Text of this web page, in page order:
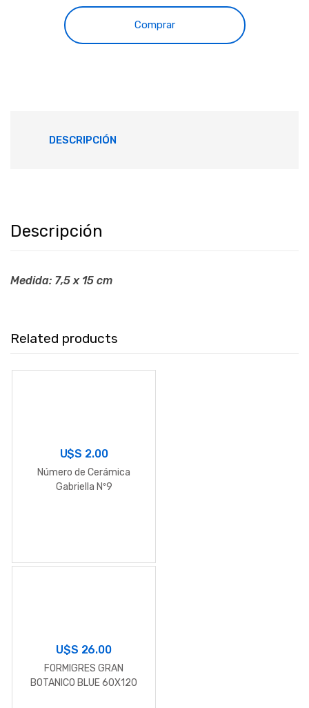
Comprar
DESCRIPCIÓN
Descripción
Medida: 7,5 x 15 cm
Related products
U$S 2.00
Número de Cerámica
Gabriella Nº9
U$S 26.00
FORMIGRES GRAN
BOTANICO BLUE 60X120